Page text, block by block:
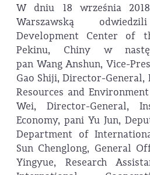
W dniu 18 września
Warszawską
Development Center of
Pekinu, Chiny w
pan Wang Anshun, Vice-
Gao Shiji, Director-
Resources and
Wei, Director-General,
Economy, pani Yu Jun,
Department of
Sun Chenglong, General
Yingyue, Research